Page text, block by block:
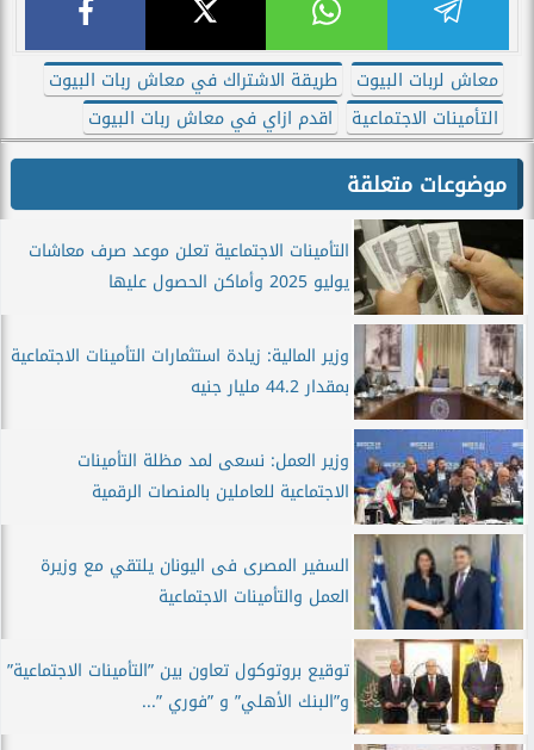
معاش لربات البيوت
طريقة الاشتراك في معاش ربات البيوت
التأمينات الاجتماعية
اقدم ازاي في معاش ربات البيوت
موضوعات متعلقة
التأمينات الاجتماعية تعلن موعد صرف معاشات
يوليو 2025 وأماكن الحصول عليها
وزير المالية: زيادة استثمارات التأمينات الاجتماعية
بمقدار 44.2 مليار جنيه
وزير العمل: نسعى لمد مظلة التأمينات
الاجتماعية للعاملين بالمنصات الرقمية
السفير المصرى فى اليونان يلتقي مع وزيرة
العمل والتأمينات الاجتماعية
توقيع بروتوكول تعاون بين ”التأمينات الاجتماعية”
و”البنك الأهلي” و ”فوري ”...